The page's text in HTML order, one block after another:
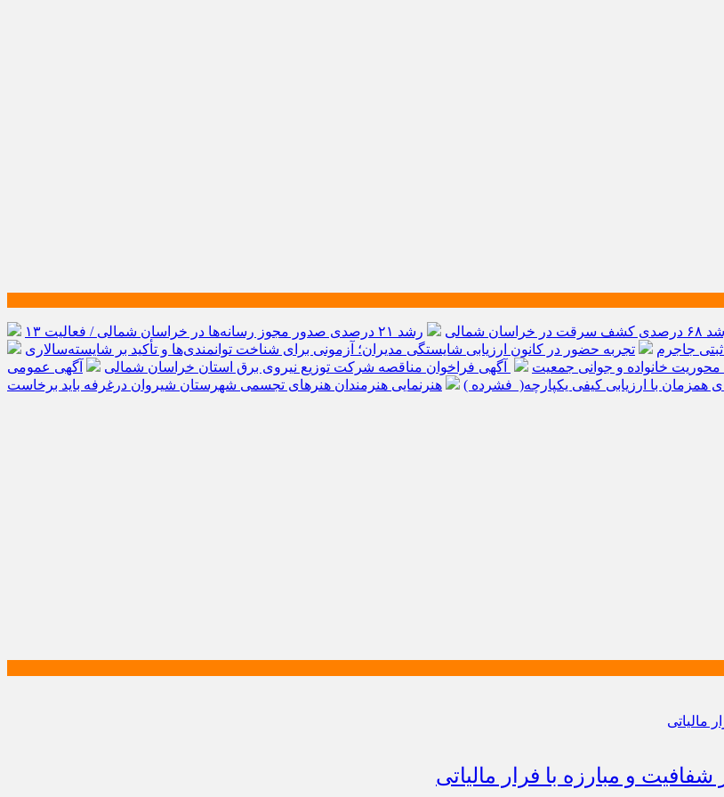
رشد ۲۱ درصدی صدور مجوز رسانه‌ها در خراسان شمالی / فعالیت ۱۳
تجربه حضور در کانون ارزیابی شایستگی مدیران؛ آزمونی برای شناخت توانمندی‌ها و تأکید بر شایسته‌سالاری
خانواده و جوانی جمعیت
آگهی فراخوان مناقصه شرکت توزیع نیروی برق استان خراسان شمالی
آگهی عمومی
همزمان با ارزیابی کیفی یکپارچه( فشرده )
هنرنمایی هنرمندان هنرهای تجسمی شهرستان شیروان درغرفه باید برخاست